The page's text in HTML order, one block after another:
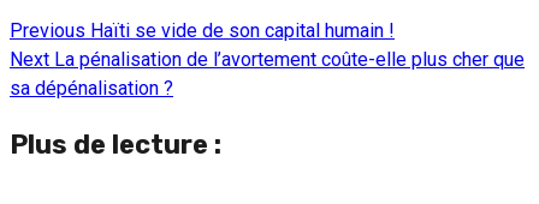
Continue
Reading
Previous Haïti se vide de son capital humain !
Next La pénalisation de l’avortement coûte-elle plus cher que
sa dépénalisation ?
Plus de lecture :